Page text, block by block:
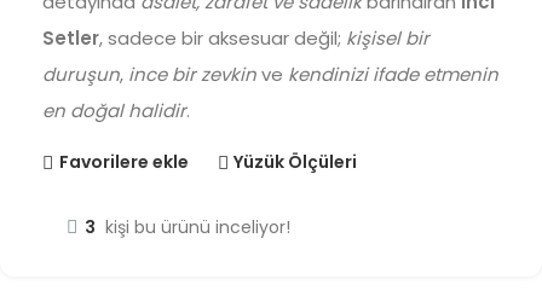
Setler, sadece bir aksesuar değil; kişisel bir
duruşun, ince bir zevkinve kendinizi ifade etmenin
en doğal halidir.
Favorilere ekle Yüzük Ölçüleri
3 kişi bu ürünü inceliyor!